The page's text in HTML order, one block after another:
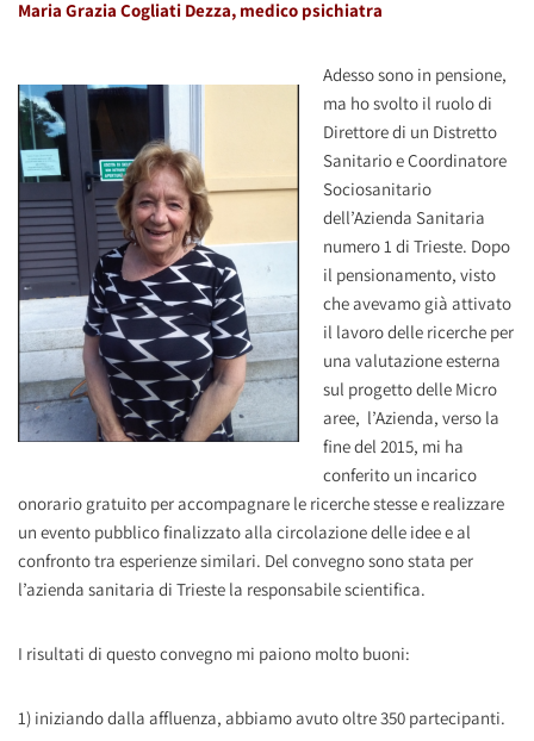
Maria Grazia Cogliati Dezza, medico psichiatra
Adesso sono in pensione,
ma ho svolto il ruolo di
Direttore di un Distretto
Sanitario e Coordinatore
Sociosanitario
dell’Azienda Sanitaria
numero 1 di Trieste. Dopo
il pensionamento, visto
che avevamo già attivato
il lavoro delle ricerche per
una valutazione esterna
sul progetto delle Micro
aree, l’Azienda, verso la
fine del 2015, mi ha
conferito un incarico
onorario gratuito per accompagnare le ricerche stesse e realizzare
un evento pubblico finalizzato alla circolazione delle idee e al
confronto tra esperienze similari. Del convegno sono stata per
l’azienda sanitaria di Trieste la responsabile scientifica.
I risultati di questo convegno mi paiono molto buoni:
1) iniziando dalla affluenza, abbiamo avuto oltre 350 partecipanti.